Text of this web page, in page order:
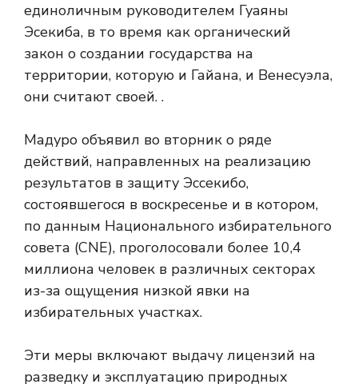
единоличным руководителем Гуаяны
Эсекиба, в то время как органический
закон о создании государства на
территории, которую и Гайана, и Венесуэла,
они считают своей. .
Мадуро объявил во вторник о ряде
действий, направленных на реализацию
результатов в защиту Эссекибо,
состоявшегося в воскресенье и в котором,
по данным Национального избирательного
совета (CNE), проголосовали более 10,4
миллиона человек в различных секторах
из-за ощущения низкой явки на
избирательных участках.
Эти меры включают выдачу лицензий на
разведку и эксплуатацию природных